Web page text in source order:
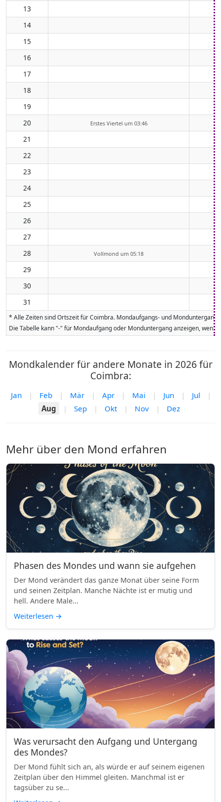
13
14
15
16
17
18
19
20
Erstes Viertel um 03:46
21
22
23
24
25
26
27
28
Vollmond um 05:18
29
30
31
* Alle Zeiten sind Ortszeit für Coimbra. Mondaufgangs- und
Die Tabelle kann "-" für Mondaufgang oder Monduntergang anzeigen,
Mondkalender für andere Monate in 2026 für
Coimbra:
Jan | Feb | Mär | Apr | Mai | Jun | Jul
|
Aug
| Sep | Okt | Nov | Dez
Mehr über den Mond erfahren
Phasen des Mondes und wann sie aufgehen
Der Mond verändert das ganze Monat über seine Form
und seinen Zeitplan. Manche Nächte ist er mutig und
hell. Andere Male...
Weiterlesen →
Was verursacht den Aufgang und Untergang
des Mondes?
Der Mond fühlt sich an, als würde er auf seinem eigenen
Zeitplan über den Himmel gleiten. Manchmal ist er
tagsüber zu se...